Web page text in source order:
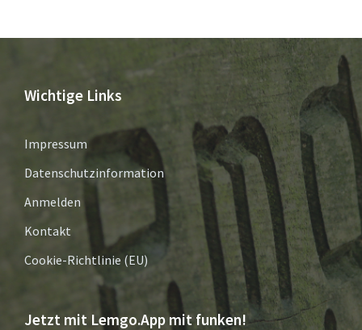
Wichtige Links
Impressum
Datenschutzinformation
Anmelden
Kontakt
Cookie-Richtlinie (EU)
Jetzt mit Lemgo.App mit funken!